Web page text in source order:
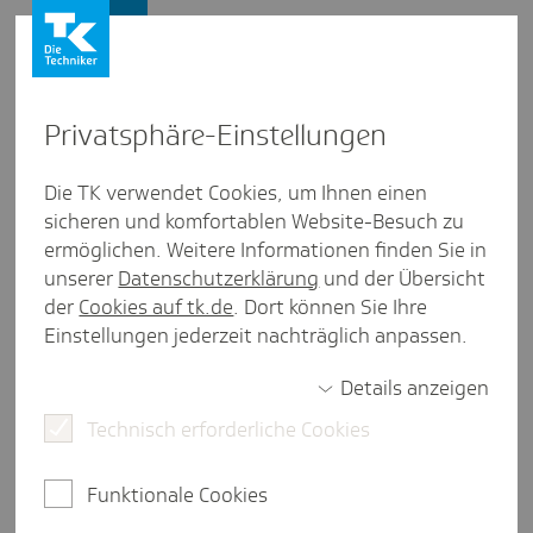
#Chef­insache zu Reformen im
statio­nären Sektor
Inter­view aus Meck­len­burg-Vorpom­mern
Im Interview erläutert Manon Austenat-Wied,
Mecklenburg-Vorpommern kurzfristig verbessern
Presse und Politik Gesundheitspolitik
Privat­sphäre-Einstel­lungen
Die TK verwendet Cookies, um Ihnen einen
sicheren und komfortablen Website-Besuch zu
ermöglichen. Weitere Informationen finden Sie in
unserer Datenschutzerklärung und der Übersicht
der Cookies auf tk.de. Dort können Sie Ihre
Einstellungen jederzeit nachträglich anpassen.
Details anzeigen
Technisch erforderliche Cookies
Funktionale Cookies